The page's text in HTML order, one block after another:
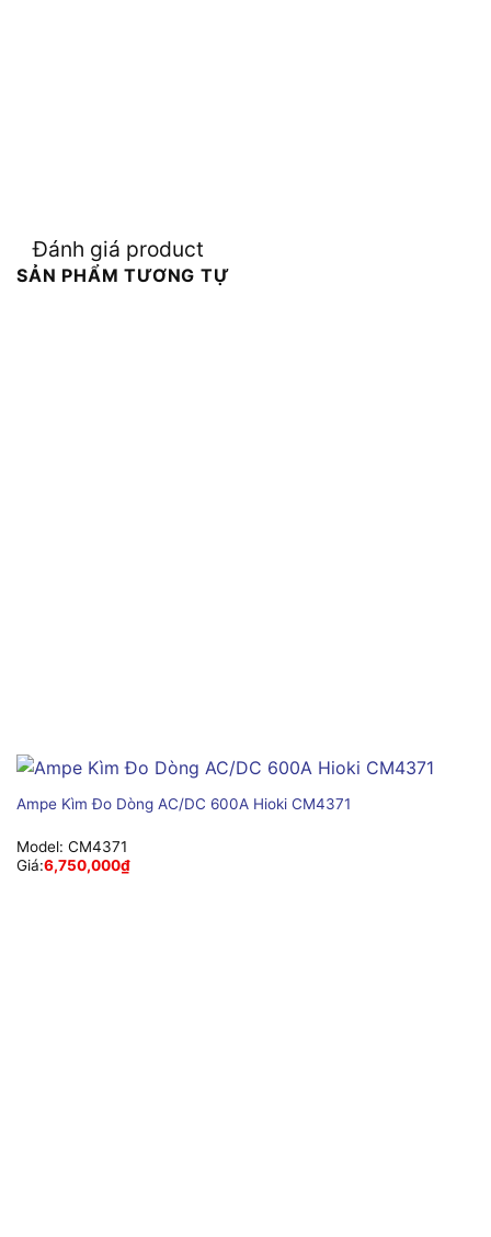
Đánh giá product
SẢN PHẨM TƯƠNG TỰ
Ampe Kìm Đo Dòng AC/DC 600A Hioki CM4371
Model: CM4371
Giá:6,750,000₫